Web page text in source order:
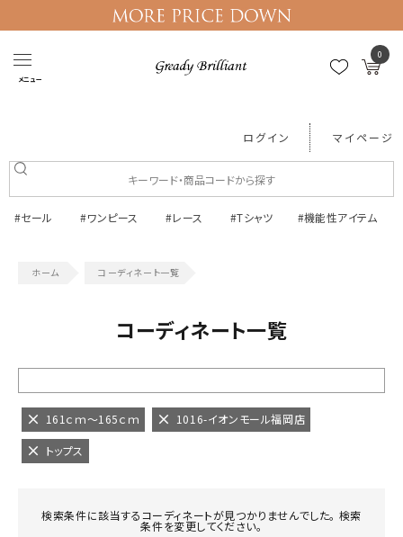
メニュー
0
ログイン マイページ
#セール #ワンピース #レース #Tシャツ #機能性アイテム
コーディネート一覧
コーディネート一覧
161ｃｍ～165ｃｍ 1016-イオンモール福岡店
トップス
検索条件に該当するコーディネートが見つかりませんでした。 検索
条件を変更してください。